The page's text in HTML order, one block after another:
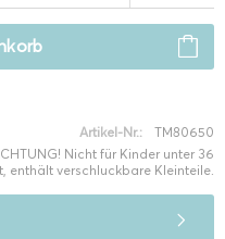
Artikel-Nr.:
TM80650
Nicht für Kinder unter 36
enthält verschluckbare Kleinteile.